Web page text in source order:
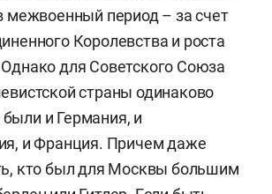
межвоенный период – за счет
Королевства и роста
для Советского Союза
страны одинаково
и Германия, и
и Франция. Причем даже
кто был для Москвы большим